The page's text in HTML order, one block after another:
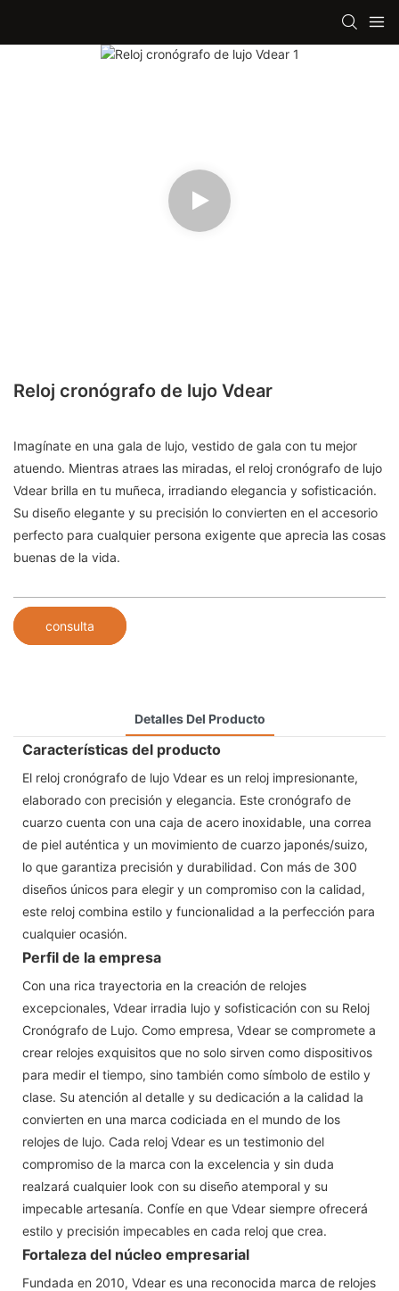
Reloj cronógrafo de lujo Vdear
Imagínate en una gala de lujo, vestido de gala con tu mejor
atuendo. Mientras atraes las miradas, el reloj cronógrafo de lujo
Vdear brilla en tu muñeca, irradiando elegancia y sofisticación.
Su diseño elegante y su precisión lo convierten en el accesorio
perfecto para cualquier persona exigente que aprecia las cosas
buenas de la vida.
consulta
Detalles Del Producto
Características del producto
El reloj cronógrafo de lujo Vdear es un reloj impresionante,
elaborado con precisión y elegancia. Este cronógrafo de
cuarzo cuenta con una caja de acero inoxidable, una correa
de piel auténtica y un movimiento de cuarzo japonés/suizo,
lo que garantiza precisión y durabilidad. Con más de 300
diseños únicos para elegir y un compromiso con la calidad,
este reloj combina estilo y funcionalidad a la perfección para
cualquier ocasión.
Perfil de la empresa
Con una rica trayectoria en la creación de relojes
excepcionales, Vdear irradia lujo y sofisticación con su Reloj
Cronógrafo de Lujo. Como empresa, Vdear se compromete a
crear relojes exquisitos que no solo sirven como dispositivos
para medir el tiempo, sino también como símbolo de estilo y
clase. Su atención al detalle y su dedicación a la calidad la
convierten en una marca codiciada en el mundo de los
relojes de lujo. Cada reloj Vdear es un testimonio del
compromiso de la marca con la excelencia y sin duda
realzará cualquier look con su diseño atemporal y su
impecable artesanía. Confíe en que Vdear siempre ofrecerá
estilo y precisión impecables en cada reloj que crea.
Fortaleza del núcleo empresarial
Fundada en 2010, Vdear es una reconocida marca de relojes